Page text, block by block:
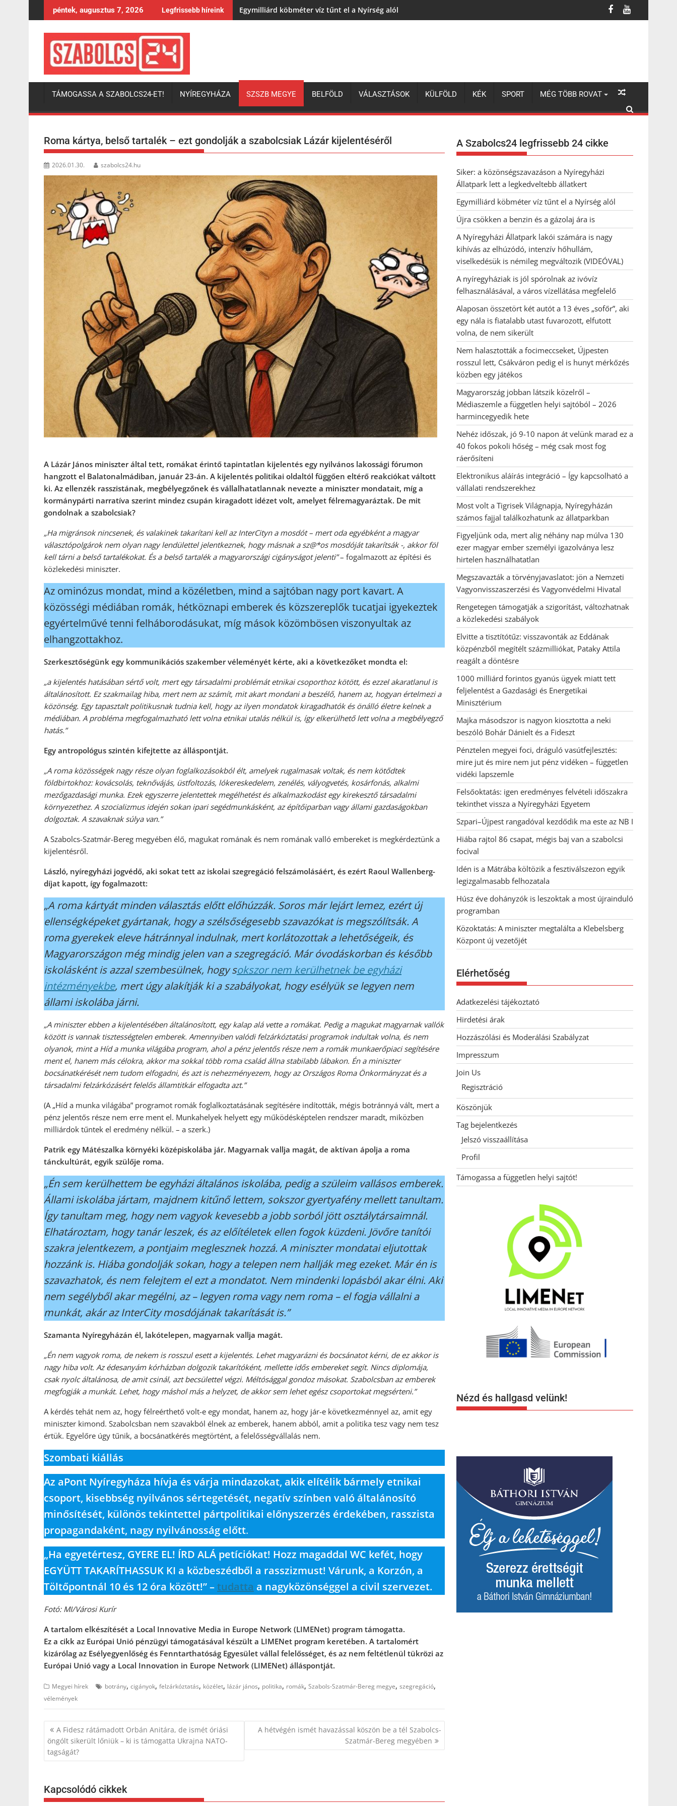
to
péntek, augusztus 7, 2026 Legfrissebb híreink Egymilliárd köbméter víz tűnt el a Nyírség alól
TÁMOGASSA A SZABOLCS24-ET! NYÍREGYHÁZA SZSZB MEGYE BELFÖLD VÁLASZTÁSOK KÜLFÖLD KÉK SPORT MÉG TÖBB ROVAT
Roma kártya, belső tartalék – ezt gondolják a szabolcsiak Lázár kijelentéséről
2026.01.30. szabolcs24.hu
A Lázár János miniszter által tett, romákat érintő tapintatlan kijelentés egy nyilvános lakossági fórumon
hangzott el Balatonalmádiban, január 23-án. A kijelentés politikai oldaltól függően eltérő reakciókat váltott
ki. Az ellenzék rasszistának, megbélyegzőnek és vállalhatatlannak nevezte a miniszter mondatait, míg a
kormánypárti narratíva szerint mindez csupán kiragadott idézet volt, amelyet félremagyaráztak. De mit
gondolnak a szabolcsiak?
„Ha migránsok nincsenek, és valakinek takarítani kell az InterCityn a mosdót – mert oda egyébként a magyar
választópolgárok nem olyan nagy lendülettel jelentkeznek, hogy másnak a sz@*os mosdóját takarítsák -, akkor föl
kell tárni a belső tartalékokat. És a belső tartalék a magyarországi cigányságot jelenti”– fogalmazott az építési és
közlekedési miniszter.
Az ominózus mondat, mind a közéletben, mind a sajtóban nagy port kavart. A
közösségi médiában romák, hétköznapi emberek és közszereplők tucatjai igyekeztek
egyértelművé tenni felháborodásukat, míg mások közömbösen viszonyultak az
elhangzottakhoz.
Szerkesztőségünk egy kommunikációs szakember véleményét kérte, aki a következőket mondta el:
„a kijelentés hatásában sértő volt, mert egy társadalmi problémát etnikai csoporthoz kötött, és ezzel akaratlanul is
általánosított. Ez szakmailag hiba, mert nem az számít, mit akart mondani a beszélő, hanem az, hogyan értelmezi a
közönség. Egy tapasztalt politikusnak tudnia kell, hogy az ilyen mondatok kiragadhatók és önálló életre kelnek a
médiában. A probléma megfogalmazható lett volna etnikai utalás nélkül is, így elkerülhető lett volna a megbélyegző
hatás.”
Egy antropológus szintén kifejtette az álláspontját.
„A roma közösségek nagy része olyan foglalkozásokból élt, amelyek rugalmasak voltak, és nem kötődtek
földbirtokhoz: kovácsolás, teknővájás, üstfoltozás, lókereskedelem, zenélés, vályogvetés, kosárfonás, alkalmi
mezőgazdasági munka. Ezek egyszerre jelentettek megélhetést és alkalmazkodást egy kirekesztő társadalmi
környezethez. A szocializmus idején sokan ipari segédmunkásként, az építőiparban vagy állami gazdaságokban
dolgoztak. A szavaknak súlya van.”
A Szabolcs-Szatmár-Bereg megyében élő, magukat romának és nem romának valló embereket is megkérdeztünk a
kijelentésről.
László, nyíregyházi jogvédő, aki sokat tett az iskolai szegregáció felszámolásáért, és ezért Raoul Wallenberg-
díjat kapott, így fogalmazott:
„A roma kártyát minden választás előtt előhúzzák. Soros már lejárt lemez, ezért új
ellenségképeket gyártanak, hogy a szélsőségesebb szavazókat is megszólítsák. A
roma gyerekek eleve hátránnyal indulnak, mert korlátozottak a lehetőségeik, és
Magyarországon még mindig jelen van a szegregáció. Már óvodáskorban és később
iskolásként is azzal szembesülnek, hogy sokszor nem kerülhetnek be egyházi
intézményekbe, mert úgy alakítják ki a szabályokat, hogy esélyük se legyen nem
állami iskolába járni.
„A miniszter ebben a kijelentésében általánosított, egy kalap alá vette a romákat. Pedig a magukat magyarnak vallók
között is vannak tisztességtelen emberek. Amennyiben valódi felzárkóztatási programok indultak volna, és nem
olyanok, mint a Híd a munka világába program, ahol a pénz jelentős része nem a romák munkaerőpiaci segítésére
ment el, hanem más célokra, akkor ma sokkal több roma család állna stabilabb lábakon. Én a miniszter
bocsánatkérését nem tudom elfogadni, és azt is nehezményezem, hogy az Országos Roma Önkormányzat és a
társadalmi felzárkózásért felelős államtitkár elfogadta azt.”
(A „Híd a munka világába” programot romák foglalkoztatásának segítésére indították, mégis botránnyá vált, mert a
pénz jelentős része nem erre ment el. Munkahelyek helyett egy működésképtelen rendszer maradt, miközben
milliárdok tűntek el eredmény nélkül. – a szerk.)
Patrik egy Mátészalka környéki középiskolába jár. Magyarnak vallja magát, de aktívan ápolja a roma
tánckultúrát, egyik szülője roma.
„Én sem kerülhettem be egyházi általános iskolába, pedig a szüleim vallásos emberek.
Állami iskolába jártam, majdnem kitűnő lettem, sokszor gyertyafény mellett tanultam.
Így tanultam meg, hogy nem vagyok kevesebb a jobb sorból jött osztálytársaimnál.
Elhatároztam, hogy tanár leszek, és az előítéletek ellen fogok küzdeni. Jövőre tanítói
szakra jelentkezem, a pontjaim meglesznek hozzá. A miniszter mondatai eljutottak
hozzánk is. Hiába gondolják sokan, hogy a telepen nem hallják meg ezeket. Már én is
szavazhatok, és nem felejtem el ezt a mondatot. Nem mindenki lopásból akar élni. Aki
nem segélyből akar megélni, az – legyen roma vagy nem roma – el fogja vállalni a
munkát, akár az InterCity mosdójának takarítását is.”
Szamanta Nyíregyházán él, lakótelepen, magyarnak vallja magát.
„Én nem vagyok roma, de nekem is rosszul esett a kijelentés. Lehet magyarázni és bocsánatot kérni, de ez akkor is
nagy hiba volt. Az édesanyám kórházban dolgozik takarítóként, mellette idős embereket segít. Nincs diplomája,
csak nyolc általánosa, de amit csinál, azt becsülettel végzi. Méltósággal gondoz másokat. Szabolcsban az emberek
megfogják a munkát. Lehet, hogy máshol más a helyzet, de akkor sem lehet egész csoportokat megsérteni.”
A kérdés tehát nem az, hogy félreérthető volt-e egy mondat, hanem az, hogy jár-e következménnyel az, amit egy
miniszter kimond. Szabolcsban nem szavakból élnek az emberek, hanem abból, amit a politika tesz vagy nem tesz
értük. Egyelőre úgy tűnik, a bocsánatkérés megtörtént, a felelősségvállalás nem.
Szombati kiállás
Az aPont Nyíregyháza hívja és várja mindazokat, akik elítélik bármely etnikai
csoport, kisebbség nyilvános sértegetését, negatív színben való általánosító
minősítését, különös tekintettel pártpolitikai előnyszerzés érdekében, rasszista
propagandaként, nagy nyilvánosság előtt.
„Ha egyetértesz, GYERE EL! ÍRD ALÁ petíciókat! Hozz magaddal WC kefét, hogy
EGYÜTT TAKARÍTHASSUK KI a közbeszédből a rasszizmust! Várunk, a Korzón, a
Töltőpontnál 10 és 12 óra között!” –tudatta a nagyközönséggel a civil szervezet.
Fotó: MI/Városi Kurír
A tartalom elkészítését a Local Innovative Media in Europe Network (LIMENet) program támogatta.
Ez a cikk az Európai Unió pénzügyi támogatásával készült a LIMENet program keretében. A tartalomért
kizárólag az Esélyegyenlőség és Fenntarthatóság Egyesület vállal felelősséget, és az nem feltétlenül tükrözi az
Európai Unió vagy a Local Innovation in Europe Network (LIMENet) álláspontját.
Megyei hírek botrány, cigányok, felzárkóztatás, közélet, lázár jános, politika, romák, Szabols-Szatmár-Bereg megye, szegregáció,
vélemények
Bejegyzés
navigáció
A Fidesz rátámadott Orbán Anitára, de ismét óriási
öngólt sikerült lőniük – ki is támogatta Ukrajna NATO-
tagságát?
A hétvégén ismét havazással köszön be a tél Szabolcs-
Szatmár-Bereg megyében
Kapcsolódó cikkek
A Szabolcs24 legfrissebb 24 cikke
Siker: a közönségszavazáson a Nyíregyházi
Állatpark lett a legkedveltebb állatkert
Egymilliárd köbméter víz tűnt el a Nyírség alól
Újra csökken a benzin és a gázolaj ára is
A Nyíregyházi Állatpark lakói számára is nagy
kihívás az elhúzódó, intenzív hőhullám,
viselkedésük is némileg megváltozik (VIDEÓVAL)
A nyíregyháziak is jól spórolnak az ivóvíz
felhasználásával, a város vízellátása megfelelő
Alaposan összetört két autót a 13 éves „sofőr”, aki
egy nála is fiatalabb utast fuvarozott, elfutott
volna, de nem sikerült
Nem halasztották a focimeccseket, Újpesten
rosszul lett, Csákváron pedig el is hunyt mérkőzés
közben egy játékos
Magyarország jobban látszik közelről –
Médiaszemle a független helyi sajtóból – 2026
harmincegyedik hete
Nehéz időszak, jó 9-10 napon át velünk marad ez a
40 fokos pokoli hőség – még csak most fog
ráerősíteni
Elektronikus aláírás integráció – Így kapcsolható a
vállalati rendszerekhez
Most volt a Tigrisek Világnapja, Nyíregyházán
számos fajjal találkozhatunk az állatparkban
Figyeljünk oda, mert alig néhány nap múlva 130
ezer magyar ember személyi igazolványa lesz
hirtelen használhatatlan
Megszavazták a törvényjavaslatot: jön a Nemzeti
Vagyonvisszaszerzési és Vagyonvédelmi Hivatal
Rengetegen támogatják a szigorítást, változhatnak
a közlekedési szabályok
Elvitte a tisztítótűz: visszavonták az Eddának
közpénzből megítélt százmilliókat, Pataky Attila
reagált a döntésre
1000 milliárd forintos gyanús ügyek miatt tett
feljelentést a Gazdasági és Energetikai
Minisztérium
Majka másodszor is nagyon kiosztotta a neki
beszóló Bohár Dánielt és a Fideszt
Pénztelen megyei foci, dráguló vasútfejlesztés:
mire jut és mire nem jut pénz vidéken – független
vidéki lapszemle
Felsőoktatás: igen eredményes felvételi időszakra
tekinthet vissza a Nyíregyházi Egyetem
Szpari–Újpest rangadóval kezdődik ma este az NB I
Hiába rajtol 86 csapat, mégis baj van a szabolcsi
focival
Idén is a Mátrába költözik a fesztiválszezon egyik
legizgalmasabb felhozatala
Húsz éve dohányzók is leszoktak a most újrainduló
programban
Közoktatás: A miniszter megtalálta a Klebelsberg
Központ új vezetőjét
Elérhetőség
Adatkezelési tájékoztató
Hirdetési árak
Hozzászólási és Moderálási Szabályzat
Impresszum
Join Us
Regisztráció
Köszönjük
Tag bejelentkezés
Jelszó visszaállítása
Profil
Támogassa a független helyi sajtót!
Nézd és hallgasd velünk!